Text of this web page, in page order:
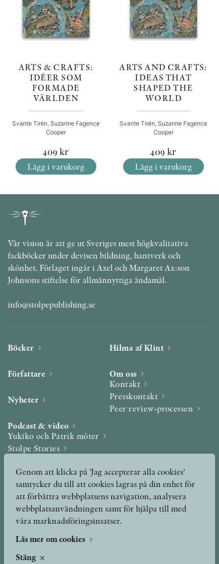
ARTS & CRAFTS:
IDÉER SOM
FORMADE
VÄRLDEN
Svante Tirén, Suzanne Fagence
Cooper
409 kr
Lägg i varukorg
ARTS AND CRAFTS:
IDEAS THAT
SHAPED THE
WORLD
Svante Tirén, Suzanne Fagence
Cooper
409 kr
Lägg i varukorg
Vår vision är att ge ut Sveriges mest högkvalitativa
fackböcker under devisen bildning, hantverk och
skönhet. Förlaget ingår i Axel och Margaret Ax:son
Johnsons stiftelse för allmännyttiga ändamål.
info@stolpepublishing.se
Böcker
Författare
Nyheter
Podcast & video
Yukiko och Patrik möter
Stolpe Stories
Utmärkelser & Format
Utmärkelser
Övriga format
Hilma af Klint
Om oss
Kontakt
Presskontakt
Peer review-processen
Genom att klicka på 'Jag accepterar alla cookies'
samtycker du till att cookies lagras på din enhet för
att förbättra webbplatsens navigation, analysera
webbplatsanvändningen samt för hjälpa till med
våra marknadsföringsinsatser.
Läs mer om cookies
Stäng